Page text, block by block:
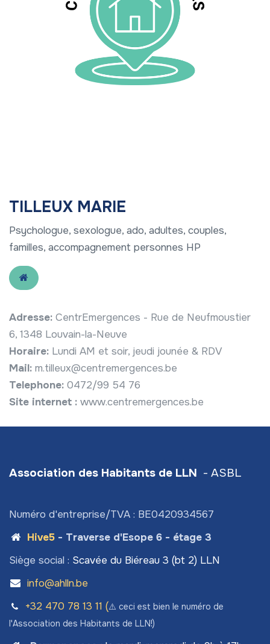
TILLEUX MARIE
Psychologue, sexologue, ado, adultes, couples,
familles, accompagnement personnes HP
Adresse: CentrEmergences - Rue de Neufmoustier
6, 1348 Louvain-la-Neuve
Horaire: Lundi AM et soir, jeudi jounée & RDV
Mail: m.tilleux@centremergences.be
Telephone: 0472/99 54 76
Site internet : www.centremergences.be
Association des Habitants de LLN - ASBL
Numéro d'entreprise/TVA : BE0420934567
Hive5- Traverse d'Esope 6 - étage 3
Siège social : Scavée du Biéreau 3 (bt 2) LLN
info@ahlln.be
+32 470 78​ 13 11 (⚠️ ceci est bien le numéro de
l'Association des Habitants de LLN!)